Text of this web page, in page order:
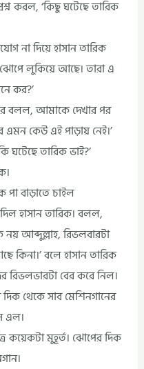
করল, ‘কিছু ঘটেছে তারিক
না দিয়ে হাসান তারিক
লুকিয়ে আছে। তারা এ
কর?’
বলল, আমাকে দেখার পর
কেউ এই পাড়ায় নেই।’
তারিক ভাই?’
পা বাড়াতে চাইল
হাসান তারিক। বলল,
নয় আব্দুল্লাহ, রিভলবারটা
কিনা।’ বলে হাসান তারিক
রিভলভারটা বের করে নিল।
থেকে সাব মেশিনগানের
এল।
কয়েকটা মুহূর্ত। ঝোপের দিক